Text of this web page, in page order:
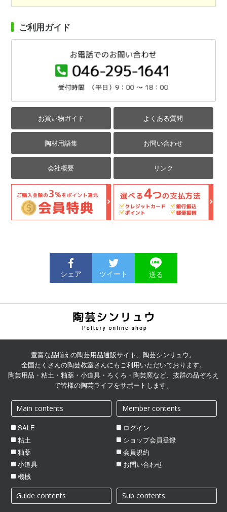
ご利用ガイド
お買い物ガイド よくある質問
陶材用語集 お問い合わせ
会社概要 リンク
シェア ツイート 送る
豊富な品揃えの陶芸用品通販サイト、陶芸シンリュウ。
全国たくさんの陶芸教室さんにもご利用いただいております。
陶芸用品・粘土・釉薬・小道具・ろくろ・陶芸窯など、抜群の品ぞろえ
で皆様の陶芸ライフをサポートします。
Main contents
SALE
粘土
釉薬
小道具
機械
Member contents
ログイン
ショップ会員登録
会員規約
お問い合わせ
Guide contents
Sub contents